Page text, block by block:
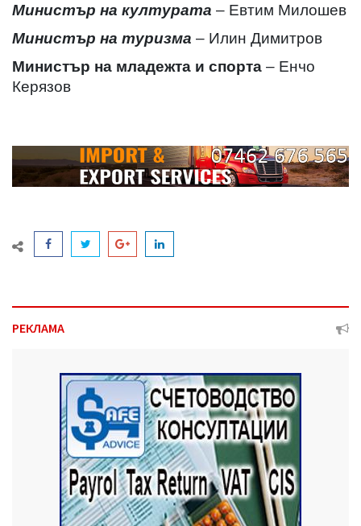
Министър на културата – Евтим Милошев
Министър на туризма – Илин Димитров
Министър на младежта и спорта – Енчо
Керязов
РЕКЛАМА